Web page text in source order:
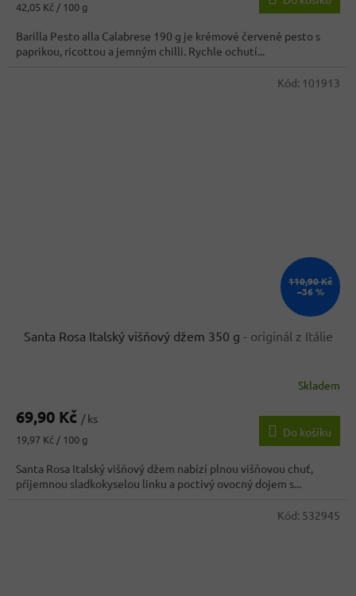
Měrná
42,05 Kč / 100 g
Barilla Pesto alla Calabrese 190 g je krémové červené pesto s
paprikou, ricottou a jemným chilli. Rychle ochutí...
110,90 Kč
–36 %
Santa Rosa Italský višňový džem 350 g - originál z Itálie
Skladem
69,90 Kč / ks
Měrná
19,97 Kč / 100 g
Do košíku
Santa Rosa Italský višňový džem nabízí plnou višňovou chuť,
příjemnou sladkokyselou linku a poctivý ovocný dojem s...
Kód: 101913
Kód: 532945